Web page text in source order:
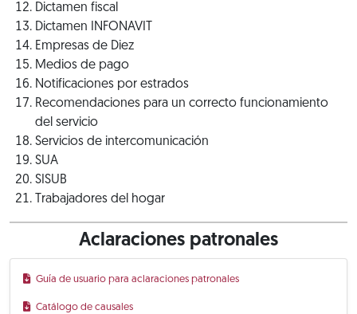
Dictamen fiscal
Dictamen INFONAVIT
Empresas de Diez
Medios de pago
Notificaciones por estrados
Recomendaciones para un correcto funcionamiento
del servicio
Servicios de intercomunicación
SUA
SISUB
Trabajadores del hogar
Aclaraciones patronales
Guía de usuario para aclaraciones patronales
Catálogo de causales